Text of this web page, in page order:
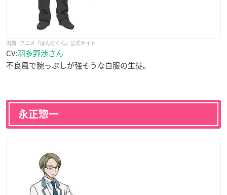
アニメ『はんだくん』公式サイト
CV:羽多野渉さん
不良風で腕っぷしが強そうな白服の生徒。
永正惣一